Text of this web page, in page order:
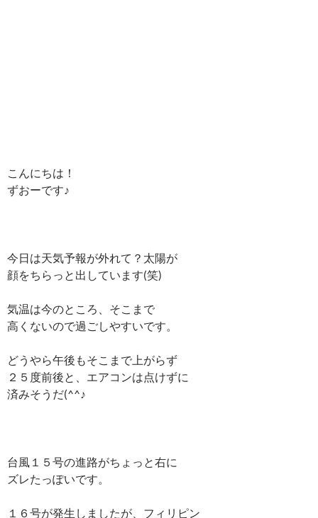
こんにちは！
ずおーです♪
今日は天気予報が外れて？太陽が
顔をちらっと出しています(笑)
気温は今のところ、そこまで
高くないので過ごしやすいです。
どうやら午後もそこまで上がらず
２５度前後と、エアコンは点けずに
済みそうだ(^^♪
台風１５号の進路がちょっと右に
ズレたっぽいです。
１６号が発生しましたが、フィリピン